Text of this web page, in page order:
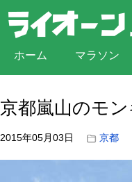
ホーム マラソン
京都嵐山のモ
2015年05月03日 京都